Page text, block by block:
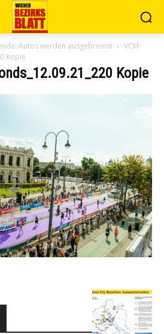
Autos werden ausgebremst
VCM-
Kopie
Kopie